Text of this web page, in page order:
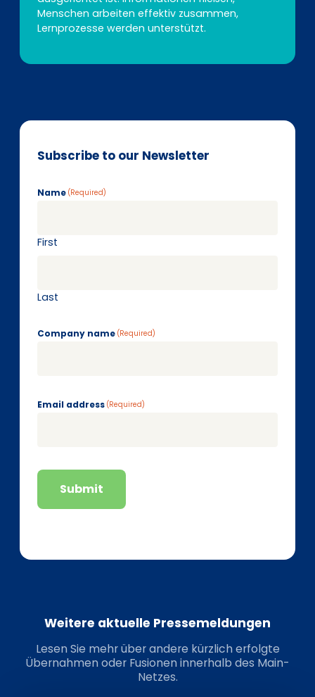
Menschen arbeiten effektiv zusammen,
Lernprozesse werden unterstützt.
Subscribe to our Newsletter
Name (Required)
First
Last
Company name (Required)
Email address (Required)
Submit
Weitere aktuelle Pressemeldungen
Lesen Sie mehr über andere kürzlich erfolgte
Übernahmen oder Fusionen innerhalb des Main-
Netzes.